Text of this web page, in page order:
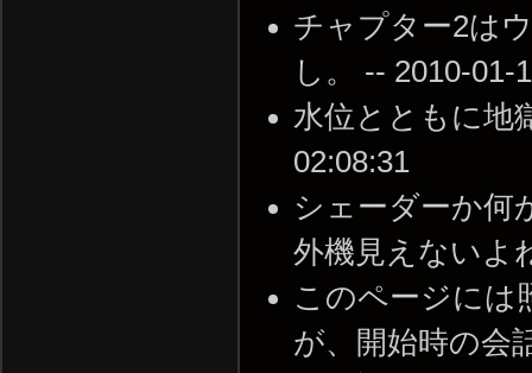
チャプター2は
し。 -- 2010-01-
水位とともに地
02:08:31
シェーダーか何
外機見えないよ
このページには
が、開始時の会